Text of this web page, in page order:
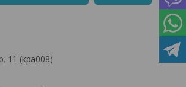
11 (кра008)